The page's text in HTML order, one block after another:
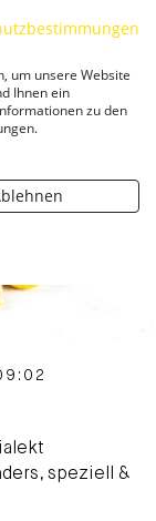
speziell &
um unsere Website
Ihnen ein
zu den